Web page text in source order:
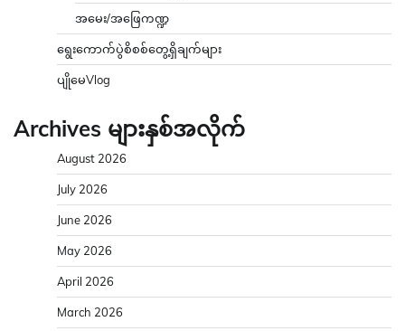
အမေး/အဖြေကဏ္ဍ
ရွေးကောက်ပွဲစိစစ်တွေ့ရှိချက်များ
ပျိုမေVlog
Archives များနှစ်အလိုက်
August 2026
July 2026
June 2026
May 2026
April 2026
March 2026